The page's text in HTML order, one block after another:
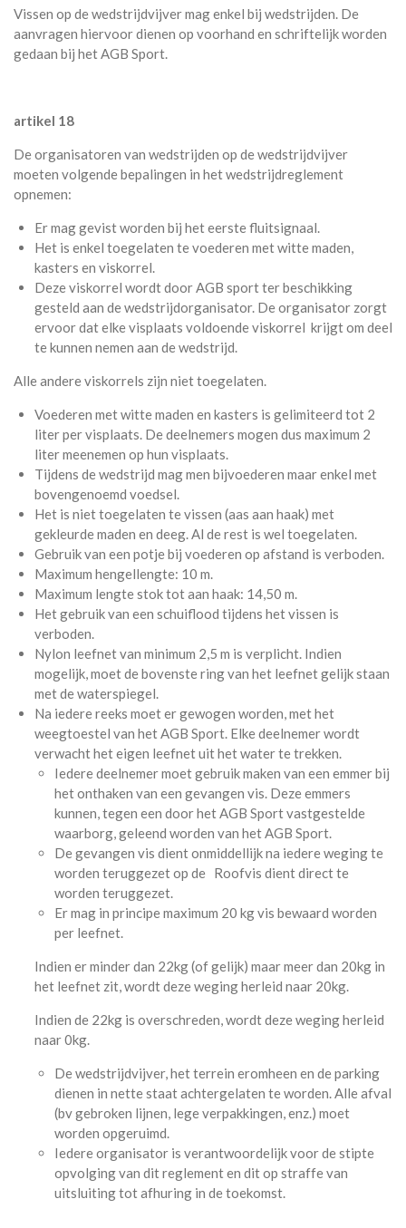
Vissen op de wedstrijdvijver mag enkel bij wedstrijden. De
aanvragen hiervoor dienen op voorhand en schriftelijk worden
gedaan bij het AGB Sport.
artikel 18
De organisatoren van wedstrijden op de wedstrijdvijver
moeten volgende bepalingen in het wedstrijdreglement
opnemen:
Er mag gevist worden bij het eerste fluitsignaal.
Het is enkel toegelaten te voederen met witte maden,
kasters en viskorrel.
Deze viskorrel wordt door AGB sport ter beschikking
gesteld aan de wedstrijdorganisator. De organisator zorgt
ervoor dat elke visplaats voldoende viskorrel krijgt om deel
te kunnen nemen aan de wedstrijd.
Alle andere viskorrels zijn niet toegelaten.
Voederen met witte maden en kasters is gelimiteerd tot 2
liter per visplaats. De deelnemers mogen dus maximum 2
liter meenemen op hun visplaats.
Tijdens de wedstrijd mag men bijvoederen maar enkel met
bovengenoemd voedsel.
Het is niet toegelaten te vissen (aas aan haak) met
gekleurde maden en deeg. Al de rest is wel toegelaten.
Gebruik van een potje bij voederen op afstand is verboden.
Maximum hengellengte: 10 m.
Maximum lengte stok tot aan haak: 14,50 m.
Het gebruik van een schuiflood tijdens het vissen is
verboden.
Nylon leefnet van minimum 2,5 m is verplicht. Indien
mogelijk, moet de bovenste ring van het leefnet gelijk staan
met de waterspiegel.
Na iedere reeks moet er gewogen worden, met het
weegtoestel van het AGB Sport. Elke deelnemer wordt
verwacht het eigen leefnet uit het water te trekken.
Iedere deelnemer moet gebruik maken van een emmer bij
het onthaken van een gevangen vis. Deze emmers
kunnen, tegen een door het AGB Sport vastgestelde
waarborg, geleend worden van het AGB Sport.
De gevangen vis dient onmiddellijk na iedere weging te
worden teruggezet op de Roofvis dient direct te
worden teruggezet.
Er mag in principe maximum 20 kg vis bewaard worden
per leefnet.
Indien er minder dan 22kg (of gelijk) maar meer dan 20kg in
het leefnet zit, wordt deze weging herleid naar 20kg.
Indien de 22kg is overschreden, wordt deze weging herleid
naar 0kg.
De wedstrijdvijver, het terrein eromheen en de parking
dienen in nette staat achtergelaten te worden. Alle afval
(bv gebroken lijnen, lege verpakkingen, enz.) moet
worden opgeruimd.
Iedere organisator is verantwoordelijk voor de stipte
opvolging van dit reglement en dit op straffe van
uitsluiting tot afhuring in de toekomst.